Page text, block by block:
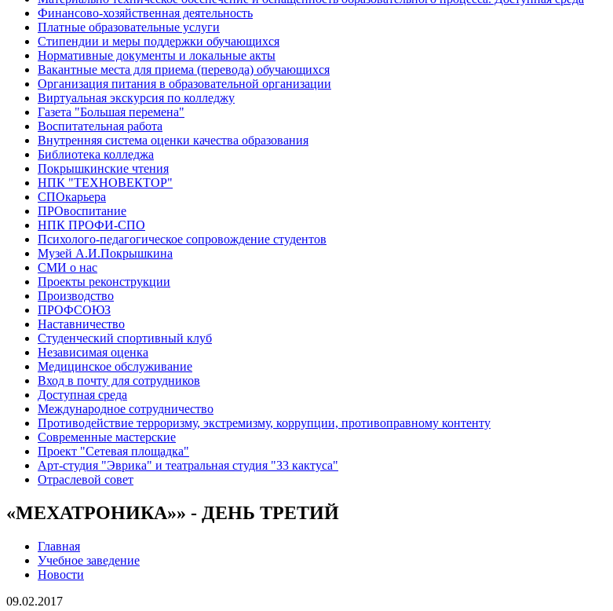
Финансово-хозяйственная деятельность
Платные образовательные услуги
Стипендии и меры поддержки обучающихся
Нормативные документы и локальные акты
Вакантные места для приема (перевода) обучающихся
Организация питания в образовательной организации
Виртуальная экскурсия по колледжу
Газета "Большая перемена"
Воспитательная работа
Внутренняя система оценки качества образования
Библиотека колледжа
Покрышкинские чтения
НПК "ТЕХНОВЕКТОР"
СПОкарьера
ПРОвоспитание
НПК ПРОФИ-СПО
Психолого-педагогическое сопровождение студентов
Музей А.И.Покрышкина
СМИ о нас
Проекты реконструкции
Производство
ПРОФСОЮЗ
Наставничество
Студенческий спортивный клуб
Независимая оценка
Медицинское обслуживание
Вход в почту для сотрудников
Доступная среда
Международное сотрудничество
Противодействие терроризму, экстремизму, коррупции, противоправному контенту
Современные мастерские
Проект "Сетевая площадка"
Арт-студия "Эврика" и театральная студия "33 кактуса"
Отраслевой совет
«МЕХАТРОНИКА»» - ДЕНЬ ТРЕТИЙ
Главная
Учебное заведение
Новости
09.02.2017